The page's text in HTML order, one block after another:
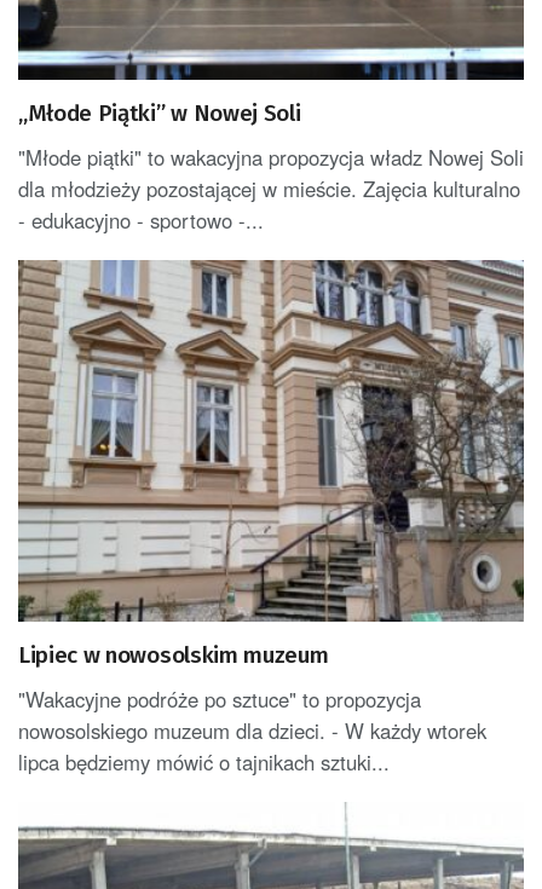
„Młode Piątki” w Nowej Soli
"Młode piątki" to wakacyjna propozycja władz Nowej Soli
dla młodzieży pozostającej w mieście. Zajęcia kulturalno
- edukacyjno - sportowo -...
Lipiec w nowosolskim muzeum
"Wakacyjne podróże po sztuce" to propozycja
nowosolskiego muzeum dla dzieci. - W każdy wtorek
lipca będziemy mówić o tajnikach sztuki...